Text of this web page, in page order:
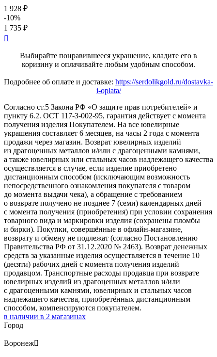
1 928 ₽
-10%
1 735 ₽

Выбирайте понравившееся украшение, кладите его в
коризину и оплачивайте любым удобным способом.
Подробнее об оплате и доставке: https://serdolikgold.ru/dostavka-
i-oplata/
Согласно ст.5 Закона РФ «О защите прав потребителей» и
пункту 6.2. ОСТ 117-3-002-95, гарантия действует с момента
получения изделия Покупателем. На все ювелирные
украшения составляет 6 месяцев, на часы 2 года с момента
продажи через магазин. Возврат ювелирных изделий
из драгоценных металлов и/или с драгоценными камнями,
а также ювелирных или стальных часов надлежащего качества
осуществляется в случае, если изделие приобретено
дистанционным способом (исключающим возможность
непосредственного ознакомления покупателя с товаром
до момента выдачи чека), а обращение с требованием
о возврате получено не позднее 7 (семи) календарных дней
с момента получения (приобретения) при условии сохранения
товарного вида и маркировки изделия (сохранены пломбы
и бирки). Покупки, совершённые в офлайн-магазине,
возврату и обмену не подлежат (согласно Постановлению
Правительства РФ от 31.12.2020 № 2463). Возврат денежных
средств за указанные изделия осуществляется в течение 10
(десяти) рабочих дней с момента получения изделий
продавцом. Транспортные расходы продавца при возврате
ювелирных изделий из драгоценных металлов и/или
с драгоценными камнями, ювелирных и стальных часов
надлежащего качества, приобретённых дистанционным
способом, компенсируются покупателем.
в наличии в 2 магазинах
Город
Воронеж